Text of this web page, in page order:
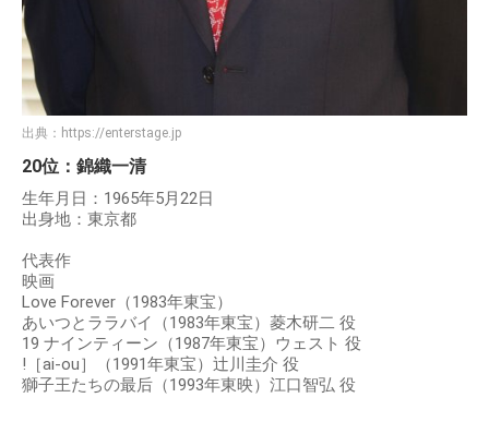
出典： https://enterstage.jp
20位：錦織一清
生年月日：1965年5月22日
出身地：東京都
代表作
映画
Love Forever（1983年東宝）
あいつとララバイ（1983年東宝）菱木研二 役
19 ナインティーン（1987年東宝）ウェスト 役
!［ai-ou］（1991年東宝）辻川圭介 役
獅子王たちの最后（1993年東映）江口智弘 役